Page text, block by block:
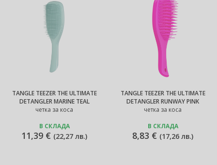
TANGLE TEEZER THE ULTIMATE
DETANGLER MARINE TEAL
четка за коса
В СКЛАДА
11,39 € (22,27 лв.)
TANGLE TEEZER THE ULTIMATE
DETANGLER RUNWAY PINK
четка за коса
В СКЛАДА
8,83 € (17,26 лв.)